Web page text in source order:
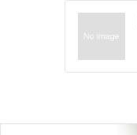
投
ナ
ゲ